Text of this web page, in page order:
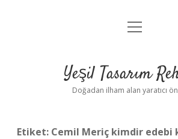
Anasayfa
Yasal Uyarı
menüyü
Yeşil Tasarım
Doğadan ilham alan yaratıcı
Etiket: Cemil Meriç kimdir edebi